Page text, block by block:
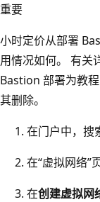
重要
小时定价从部署
用情况如何。 有关
Bastion 部署为教
其删除。
在门户中，搜
在“虚拟网络”
在创建虚拟网